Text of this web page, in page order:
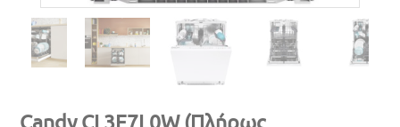
Candy CI 3E7L0W (Πλήρως